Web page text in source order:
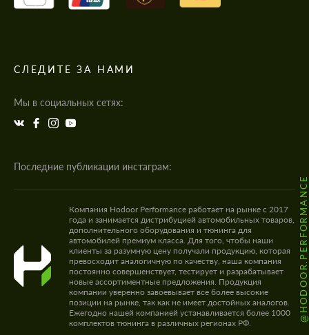
СЛЕДИТЕ ЗА НАМИ
Мы в социальных сетях:
Последние публикации инстаграм:
@HODOOR.PERFORMANCE
Компания Hodoor Performance работает на рынке с 2017
года и занимается дистрибуцией автомобильных товаров,
дополнительного оборудования и тюнинга для
автомобилей премиум класса. Для того, чтобы наши
клиенты за разумную цену получали продукцию, которая
превосходит аналогичную по качеству, наша компания
постоянно совершенствует, тестирует и разрабатывает
новые ассортиментные предложения. Продукция
компании уверенно завоевывает все более высокие
позиции на рынке, так как не имеет достойных аналогов.
Ежегодно нашей компанией устанавливается более 1000
комплектов тюнинга в различных регионах РФ.